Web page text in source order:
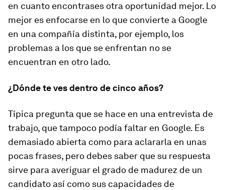
en cuanto encontrases otra oportunidad mejor. Lo
mejor es enfocarse en lo que convierte a Google
en una compañía distinta, por ejemplo, los
problemas a los que se enfrentan no se
encuentran en otro lado.
¿Dónde te ves dentro de cinco años?
Típica pregunta que se hace en una entrevista de
trabajo, que tampoco podía faltar en Google. Es
demasiado abierta como para aclararla en unas
pocas frases, pero debes saber que su respuesta
sirve para averiguar el grado de madurez de un
candidato así como sus capacidades de